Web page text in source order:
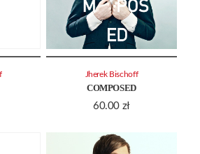
COMPOSED
60.00 zł
Jherek Bischoff